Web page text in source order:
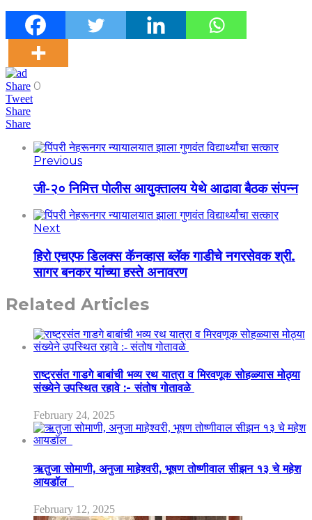
Share 0
Tweet
Share
Share
Previous
जी-२० निमित्त पोलीस आयुक्तालय येथे आढावा बैठक संपन्न
Next
हिरो एचएफ डिलक्स कॅनव्हास ब्लॅक गाडीचे नगरसेवक श्री.
सागर बनकर यांच्या हस्ते अनावरण
Related Articles
राष्ट्रसंत गाडगे बाबांची भव्य रथ यात्रा व मिरवणूक सोहळ्यास मोठ्या
संख्येने उपस्थित रहावे :- संतोष गोतावळे
February 24, 2025
ऋतुजा सोमाणी, अनुजा माहेश्वरी, भूषण तोष्णीवाल सीझन १३ चे महेश
आयडॉल
February 12, 2025